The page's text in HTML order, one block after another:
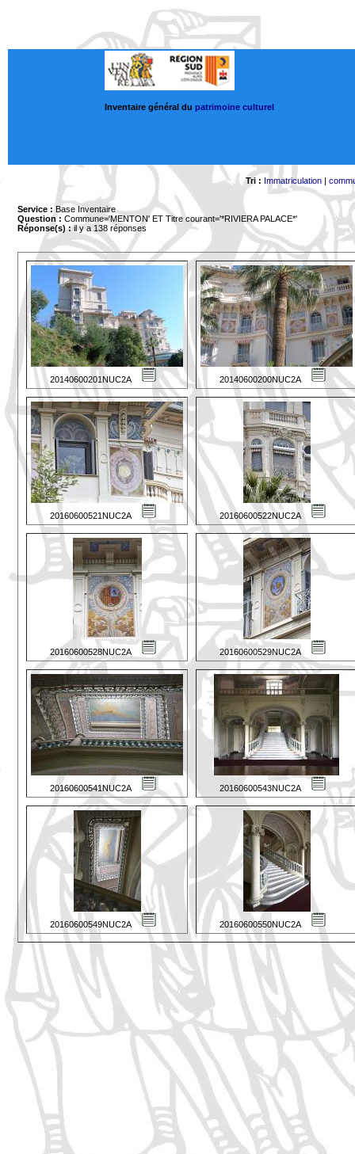
Inventaire général du patrimoine culturel
Tri : Immatriculation|
Service : Base Inventaire
Question : Commune='MENTON' ET Titre courant='*RIVIERA PALACE*'
Réponse(s) :il y a 138 réponses
20140600201NUC2A 20140600200NUC2A
20160600521NUC2A 20160600522NUC2A
20160600528NUC2A 20160600529NUC2A
20160600541NUC2A 20160600543NUC2A
20160600549NUC2A 20160600550NUC2A